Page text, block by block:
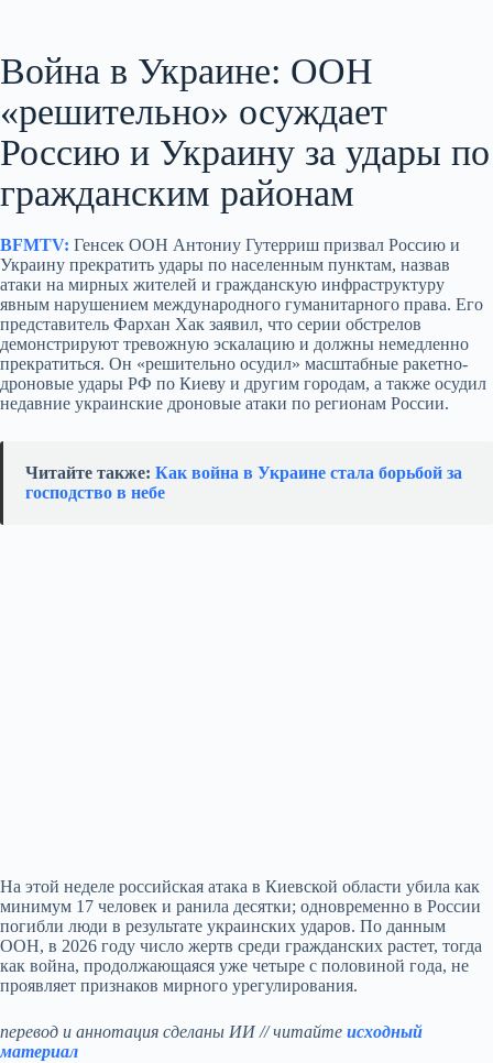
Война в Украине: ООН
«решительно» осуждает
Россию и Украину за удары по
гражданским районам
BFMTV: Генсек ООН Антониу Гутерриш призвал Россию и
Украину прекратить удары по населенным пунктам, назвав
атаки на мирных жителей и гражданскую инфраструктуру
явным нарушением международного гуманитарного права. Его
представитель Фархан Хак заявил, что серии обстрелов
демонстрируют тревожную эскалацию и должны немедленно
прекратиться. Он «решительно осудил» масштабные ракетно-
дроновые удары РФ по Киеву и другим городам, а также осудил
недавние украинские дроновые атаки по регионам России.
Читайте также: Как война в Украине стала борьбой за
господство в небе
На этой неделе российская атака в Киевской области убила как
минимум 17 человек и ранила десятки; одновременно в России
погибли люди в результате украинских ударов. По данным
ООН, в 2026 году число жертв среди гражданских растет, тогда
как война, продолжающаяся уже четыре с половиной года, не
проявляет признаков мирного урегулирования.
перевод и аннотация сделаны ИИ // читайте исходный
материал